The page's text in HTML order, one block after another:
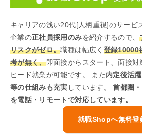
キャリアの浅い20代[人柄重視]のサービ
企業の正社員採用のみを紹介するので、
リスクがゼロ。職種は幅広く 登録10000
考が無く、即面接からスタート、面接対
ピード就業が可能です。 また内定後活
等の仕組みも充実 しています。首都圏
を電話・リモートで対応しています。
就職Shopへ無料登